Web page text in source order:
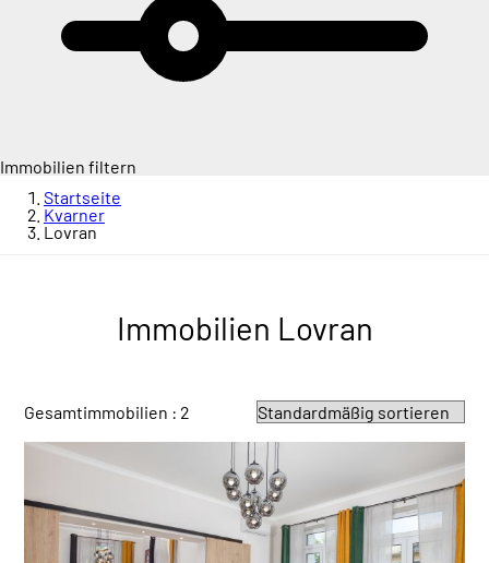
Immobilien filtern
Startseite
Kvarner
Lovran
Immobilien Lovran
Gesamtimmobilien : 2